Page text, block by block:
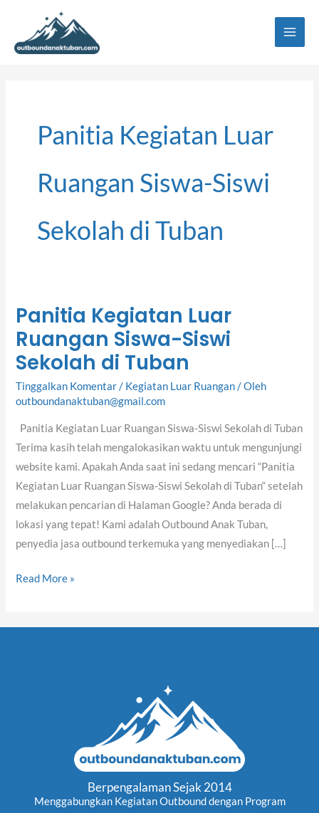
konten
Panitia Kegiatan Luar
Ruangan Siswa-Siswi
Sekolah di Tuban
Panitia Kegiatan Luar
Ruangan Siswa-Siswi
Sekolah di Tuban
Tinggalkan Komentar / Kegiatan Luar Ruangan/ Oleh
outboundanaktuban@gmail.com
Panitia Kegiatan Luar Ruangan Siswa-Siswi Sekolah di Tuban
Terima kasih telah mengalokasikan waktu untuk mengunjungi
website kami. Apakah Anda saat ini sedang mencari “Panitia
Kegiatan Luar Ruangan Siswa-Siswi Sekolah di Tuban“ setelah
melakukan pencarian di Halaman Google? Anda berada di
lokasi yang tepat! Kami adalah Outbound Anak Tuban,
penyedia jasa outbound terkemuka yang menyediakan […]
Panitia
Kegiatan
Ruangan
Siswa-
Siswi
Sekolah
di
Tuban
Read More »
Berpengalaman Sejak 2014
Menggabungkan Kegiatan Outbound dengan Program